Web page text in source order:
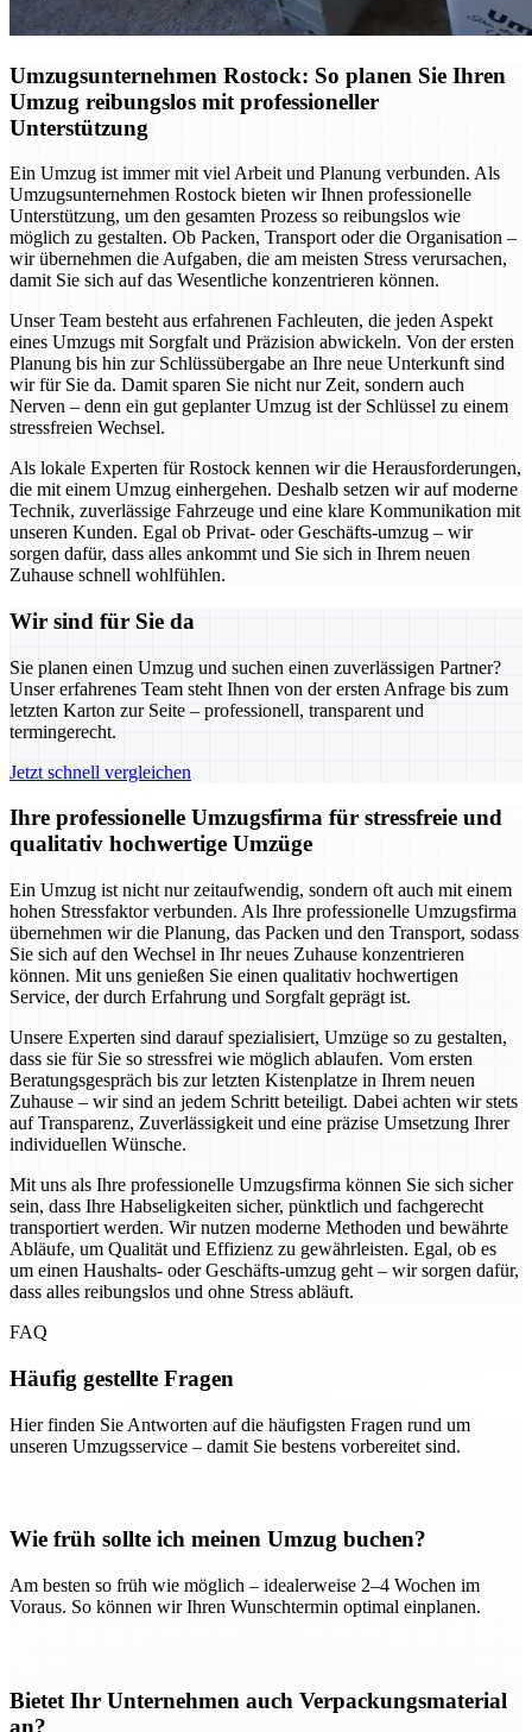
Umzugsunternehmen Rostock: So planen Sie Ihren
Umzug reibungslos mit professioneller
Unterstützung
Ein Umzug ist immer mit viel Arbeit und Planung verbunden. Als
Umzugsunternehmen Rostock bieten wir Ihnen professionelle
Unterstützung, um den gesamten Prozess so reibungslos wie
möglich zu gestalten. Ob Packen, Transport oder die Organisation –
wir übernehmen die Aufgaben, die am meisten Stress verursachen,
damit Sie sich auf das Wesentliche konzentrieren können.
Unser Team besteht aus erfahrenen Fachleuten, die jeden Aspekt
eines Umzugs mit Sorgfalt und Präzision abwickeln. Von der ersten
Planung bis hin zur Schlüssübergabe an Ihre neue Unterkunft sind
wir für Sie da. Damit sparen Sie nicht nur Zeit, sondern auch
Nerven – denn ein gut geplanter Umzug ist der Schlüssel zu einem
stressfreien Wechsel.
Als lokale Experten für Rostock kennen wir die Herausforderungen,
die mit einem Umzug einhergehen. Deshalb setzen wir auf moderne
Technik, zuverlässige Fahrzeuge und eine klare Kommunikation mit
unseren Kunden. Egal ob Privat- oder Geschäfts-umzug – wir
sorgen dafür, dass alles ankommt und Sie sich in Ihrem neuen
Zuhause schnell wohlfühlen.
Wir sind für Sie da
Sie planen einen Umzug und suchen einen zuverlässigen Partner?
Unser erfahrenes Team steht Ihnen von der ersten Anfrage bis zum
letzten Karton zur Seite – professionell, transparent und
termingerecht.
Jetzt schnell vergleichen
Ihre professionelle Umzugsfirma für stressfreie und
qualitativ hochwertige Umzüge
Ein Umzug ist nicht nur zeitaufwendig, sondern oft auch mit einem
hohen Stressfaktor verbunden. Als Ihre professionelle Umzugsfirma
übernehmen wir die Planung, das Packen und den Transport, sodass
Sie sich auf den Wechsel in Ihr neues Zuhause konzentrieren
können. Mit uns genießen Sie einen qualitativ hochwertigen
Service, der durch Erfahrung und Sorgfalt geprägt ist.
Unsere Experten sind darauf spezialisiert, Umzüge so zu gestalten,
dass sie für Sie so stressfrei wie möglich ablaufen. Vom ersten
Beratungsgespräch bis zur letzten Kistenplatze in Ihrem neuen
Zuhause – wir sind an jedem Schritt beteiligt. Dabei achten wir stets
auf Transparenz, Zuverlässigkeit und eine präzise Umsetzung Ihrer
individuellen Wünsche.
Mit uns als Ihre professionelle Umzugsfirma können Sie sich sicher
sein, dass Ihre Habseligkeiten sicher, pünktlich und fachgerecht
transportiert werden. Wir nutzen moderne Methoden und bewährte
Abläufe, um Qualität und Effizienz zu gewährleisten. Egal, ob es
um einen Haushalts- oder Geschäfts-umzug geht – wir sorgen dafür,
dass alles reibungslos und ohne Stress abläuft.
FAQ
Häufig gestellte Fragen
Hier finden Sie Antworten auf die häufigsten Fragen rund um
unseren Umzugsservice – damit Sie bestens vorbereitet sind.
Wie früh sollte ich meinen Umzug buchen?
Am besten so früh wie möglich – idealerweise 2–4 Wochen im
Voraus. So können wir Ihren Wunschtermin optimal einplanen.
Bietet Ihr Unternehmen auch Verpackungsmaterial
an?